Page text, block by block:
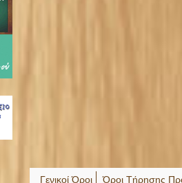
Γενικοί Όροι Όροι Τήρησης